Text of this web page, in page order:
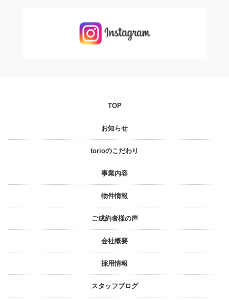
TOP
お知らせ
torioのこだわり
事業内容
物件情報
ご成約者様の声
会社概要
採⽤情報
スタッフブログ